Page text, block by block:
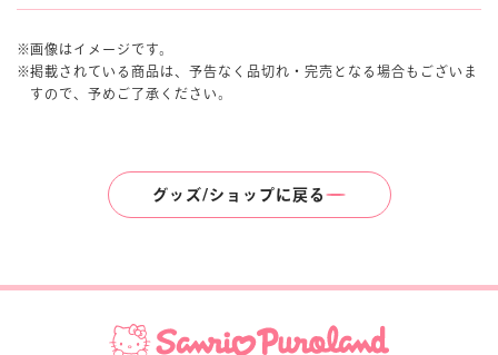
画像はイメージです。
掲載されている商品は、予告なく品切れ・完売となる場合もございま
すので、予めご了承ください。
グッズ/ショップに戻る